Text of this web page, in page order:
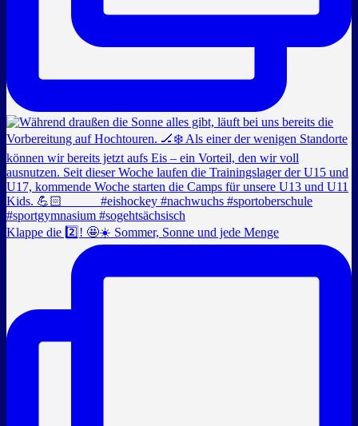
Klappe die 2️⃣! 🤩☀️ Sommer, Sonne und jede Menge